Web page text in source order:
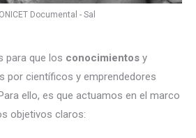
Documental - Sal
para que los conocimientos y
por científicos y emprendedores
ello, es que actuamos en el marco
objetivos claros: